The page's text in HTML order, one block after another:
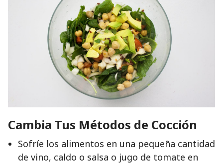
Cambia Tus Métodos de Cocción
Sofríe los alimentos en una pequeña cantidad
de vino, caldo o salsa o jugo de tomate en